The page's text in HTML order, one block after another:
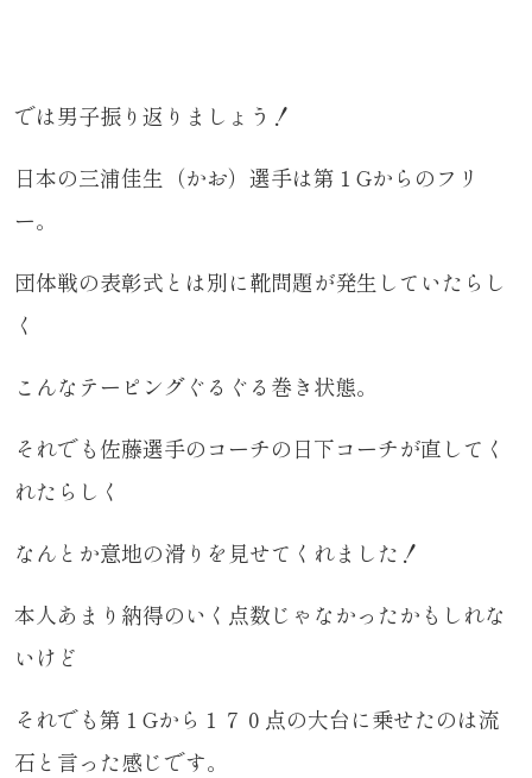
では男子振り返りましょう！
日本の三浦佳生（かお）選手は第１Gからのフリ
ー。
団体戦の表彰式とは別に靴問題が発生していたらし
く
こんなテーピングぐるぐる巻き状態。
それでも佐藤選手のコーチの日下コーチが直してく
れたらしく
なんとか意地の滑りを見せてくれました！
本人あまり納得のいく点数じゃなかったかもしれな
いけど
それでも第１Gから１７０点の大台に乗せたのは流
石と言った感じです。